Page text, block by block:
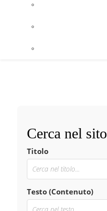
Cerca nel sito
Titolo
Testo (Contenuto)